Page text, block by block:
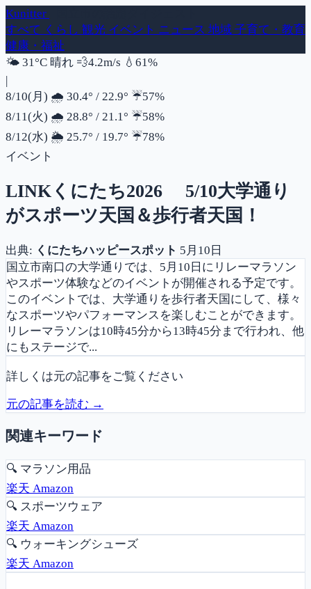
Kunitter
すべて くらし 観光 イベント ニュース 地域 子育て・教育
健康・福祉
🌤️ 31°C 晴れ 💨風速
4.2m/s 💧 湿度
61%
|
8/10(月) 🌧️ 30.4° / 22.9° ☔降水確率
57%
8/11(火) 🌧️ 28.8° / 21.1° ☔降水確率
58%
8/12(水) 🌦️ 25.7° / 19.7° ☔降水確率
78%
イベント
LINKくにたち2026 5/10大学通り
がスポーツ天国＆歩行者天国！
出典: くにたちハッピースポット 5月10日
国立市南口の大学通りでは、5月10日にリレーマラソン
やスポーツ体験などのイベントが開催される予定です。
このイベントでは、大学通りを歩行者天国にして、様々
なスポーツやパフォーマンスを楽しむことができます。
リレーマラソンは10時45分から13時45分まで行われ、他
にもステージで...
詳しくは元の記事をご覧ください
元の記事を読む →
関連キーワード
🔍 マラソン用品
楽天 Amazon
🔍 スポーツウェア
楽天 Amazon
🔍 ウォーキングシューズ
楽天 Amazon